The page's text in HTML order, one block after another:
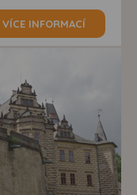
VÍCE INFORMACÍ